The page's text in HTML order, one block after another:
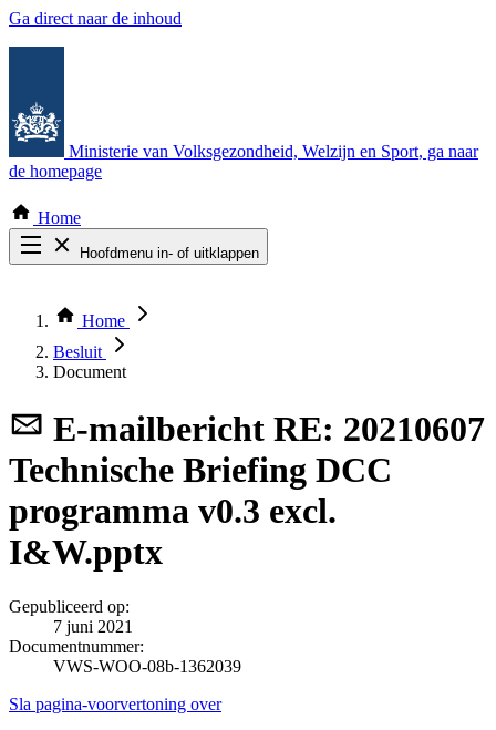
Ga direct naar de inhoud
Ministerie van Volksgezondheid, Welzijn en Sport, ga naar
de homepage
Home
Hoofdmenu in- of uitklappen
Thema COVID-19
Bekijk per bestuursorgaan
Home
Besluit
Document
E-mailbericht RE: 20210607
Technische Briefing DCC
programma v0.3 excl.
I&W.pptx
Gepubliceerd op:
7 juni 2021
Documentnummer:
VWS-WOO-08b-1362039
Sla pagina-voorvertoning over